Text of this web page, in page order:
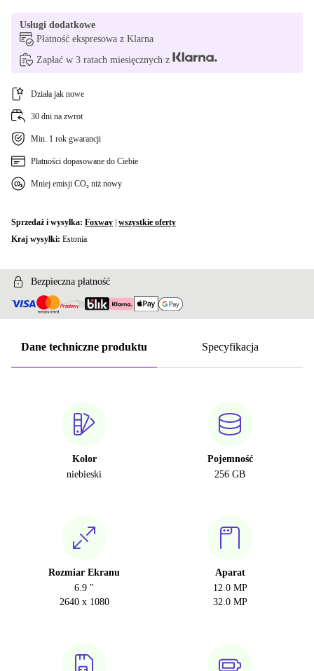
Usługi dodatkowe
Płatność ekspresowa z Klarna
Zapłać w 3 ratach miesięcznych z
Działa jak nowe
30 dni na zwrot
Min. 1 rok gwarancji
Płatności dopasowane do Ciebie
Mniej emisji CO₂ niż nowy
Sprzedaż i wysyłka: Foxway wszystkie oferty
Kraj wysyłki: Estonia
Bezpieczna płatność
Dane techniczne produktu Specyfikacja
Kolor
niebieski
Pojemność
256 GB
Rozmiar Ekranu
6.9 "
2640 x 1080
Aparat
12.0 MP
32.0 MP